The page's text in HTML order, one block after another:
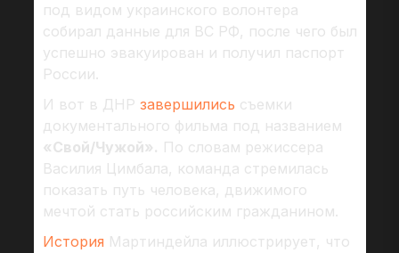
под видом украинского волонтера
собирал данные для ВС РФ, после чего был
успешно эвакуирован и получил паспорт
России.
И вот в ДНР завершились съемки
документального фильма под названием
«Свой/Чужой». По словам режиссера
Василия Цимбала, команда стремилась
показать путь человека, движимого
мечтой стать российским гражданином.
История Мартиндейла иллюстрирует, что